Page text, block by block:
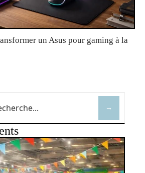
un Asus pour gaming à la